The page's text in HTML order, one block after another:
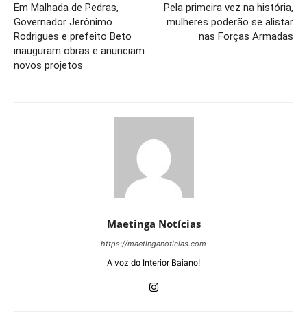
Em Malhada de Pedras,
Governador Jerônimo
Rodrigues e prefeito Beto
inauguram obras e anunciam
novos projetos
Pela primeira vez na história,
mulheres poderão se alistar
nas Forças Armadas
Maetinga Notícias
https://maetinganoticias.com
A voz do Interior Baiano!